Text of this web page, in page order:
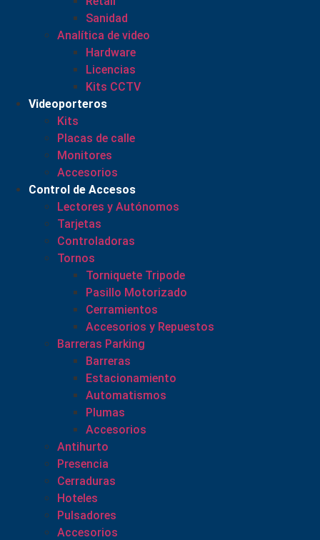
Sanidad
Analítica de video
Hardware
Licencias
Kits CCTV
Videoporteros
Kits
Placas de calle
Monitores
Accesorios
Control de Accesos
Lectores y Autónomos
Tarjetas
Controladoras
Tornos
Torniquete Tripode
Pasillo Motorizado
Cerramientos
Accesorios y Repuestos
Barreras Parking
Barreras
Estacionamiento
Automatismos
Plumas
Accesorios
Antihurto
Presencia
Cerraduras
Hoteles
Pulsadores
Accesorios